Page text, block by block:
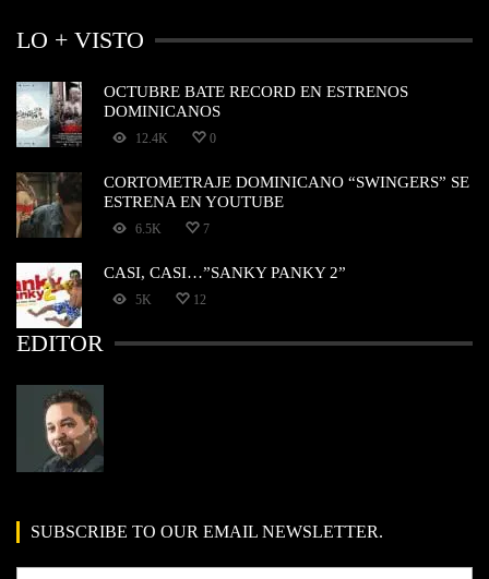
LO + VISTO
OCTUBRE BATE RECORD EN ESTRENOS
DOMINICANOS
12.4K 0
CORTOMETRAJE DOMINICANO “SWINGERS” SE
ESTRENA EN YOUTUBE
6.5K 7
CASI, CASI…”SANKY PANKY 2”
5K 12
EDITOR
SUBSCRIBE TO OUR EMAIL NEWSLETTER.